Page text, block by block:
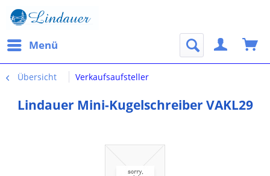
Menü
Übersicht Verkaufsaufsteller
Lindauer Mini-Kugelschreiber VAKL29